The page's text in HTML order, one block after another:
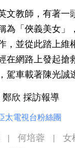
文教師，有著一
為「俠義美女」
，並從此踏上維
在網路上發起搶
駕車載著陳光誠
欣 採訪報導
太電視台粉絲團
何培蓉 女